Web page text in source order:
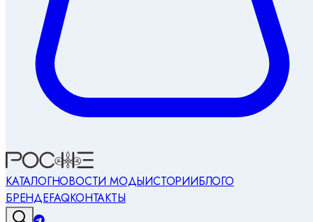
КАТАЛОГНОВОСТИ МОДЫИСТОРИИБЛОГО
БРЕНДЕFAQКОНТАКТЫ